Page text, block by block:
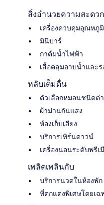
สิ่งอำนวยความสะดว
เครื่องควบคุมอุณหภู
มินิบาร์
กาต้มน้ำไฟฟ้า
เสื้อคลุมอาบน้ำและ
หลับเต็มตื่น
ตัวเลือกหมอนชนิดต่
ผ้าม่านกันแสง
ห้องเก็บเสียง
บริการเทิร์นดาวน์
เครื่องนอนระดับพรีเ
เพลิดเพลินกับ
บริการนวดในห้องพัก
ที่ตกแต่งพิเศษโดยเ